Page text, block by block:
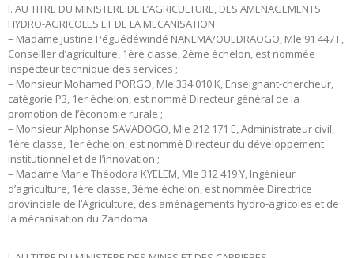
I. AU TITRE DU MINISTERE DE L’AGRICULTURE, DES AMENAGEMENTS
HYDRO-AGRICOLES ET DE LA MECANISATION
– Madame Justine Péguédéwindé NANEMA/OUEDRAOGO, Mle 91 447 F,
Conseiller d’agriculture, 1ère classe, 2ème échelon, est nommée
Inspecteur technique des services ;
– Monsieur Mohamed PORGO, Mle 334 010 K, Enseignant-chercheur,
catégorie P3, 1er échelon, est nommé Directeur général de la
promotion de l’économie rurale ;
– Monsieur Alphonse SAVADOGO, Mle 212 171 E, Administrateur civil,
1ère classe, 1er échelon, est nommé Directeur du développement
institutionnel et de l’innovation ;
– Madame Marie Théodora KYELEM, Mle 312 419 Y, Ingénieur
d’agriculture, 1ère classe, 3ème échelon, est nommée Directrice
provinciale de l’Agriculture, des aménagements hydro-agricoles et de
la mécanisation du Zandoma.